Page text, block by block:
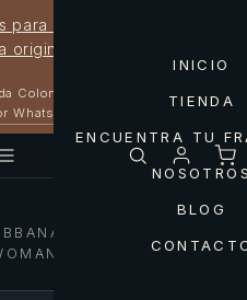
para estrenar tu próxima
original
Colombia
WhatsApp
INICIO
TIENDA
ENCUENTRA TU
BLOG
— DOLCE &